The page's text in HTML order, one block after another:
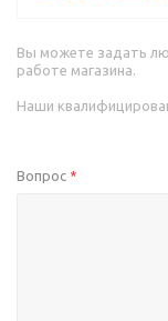
Вы можете задать
работе магазина.
Наши
Вопрос *